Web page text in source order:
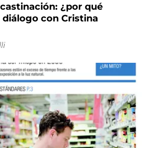
¿por qué
con Cristina